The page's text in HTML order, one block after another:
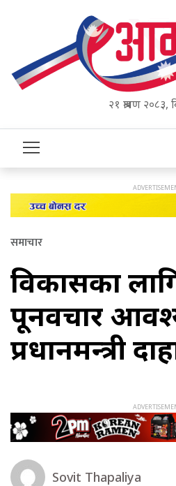
२१ श्रावण २०८३,
समाचार
विकासका
पूनर्विचार
प्रधानमन्त्री
Sovit Thapaliya